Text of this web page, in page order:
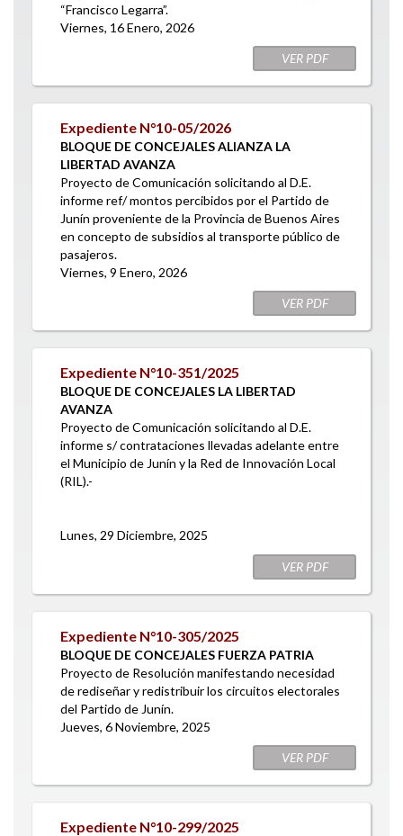
“Francisco Legarra”.
Viernes, 16 Enero, 2026
VER PDF
Expediente N°10-05/2026
BLOQUE DE CONCEJALES ALIANZA LA
LIBERTAD AVANZA
Proyecto de Comunicación solicitando al D.E.
informe ref/ montos percibidos por el Partido de
Junín proveniente de la Provincia de Buenos Aires
en concepto de subsidios al transporte público de
pasajeros.
Viernes, 9 Enero, 2026
VER PDF
Expediente N°10-351/2025
BLOQUE DE CONCEJALES LA LIBERTAD
AVANZA
Proyecto de Comunicación solicitando al D.E.
informe s/ contrataciones llevadas adelante entre
el Municipio de Junín y la Red de Innovación Local
(RIL).-
Lunes, 29 Diciembre, 2025
VER PDF
Expediente N°10-305/2025
BLOQUE DE CONCEJALES FUERZA PATRIA
Proyecto de Resolución manifestando necesidad
de rediseñar y redistribuir los circuitos electorales
del Partido de Junín.
Jueves, 6 Noviembre, 2025
VER PDF
Expediente N°10-299/2025